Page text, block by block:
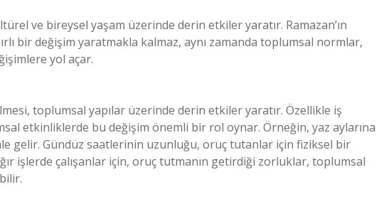
ve bireysel yaşam üzerinde derin etkiler yaratır. Ramazan’ın
bir değişim yaratmakla kalmaz, aynı zamanda toplumsal normlar,
yol açar.
toplumsal yapılar üzerinde derin etkiler yaratır. Özellikle iş
etkinliklerde bu değişim önemli bir rol oynar. Örneğin, yaz aylarına
gelir. Gündüz saatlerinin uzunluğu, oruç tutanlar için fiziksel bir
işlerde çalışanlar için, oruç tutmanın getirdiği zorluklar, toplumsal